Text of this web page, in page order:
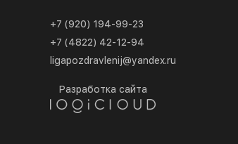
+7 (920) 194-99-23
+7 (4822) 42-12-94
ligapozdravlenij@yandex.ru
Разработка сайта